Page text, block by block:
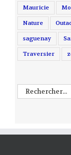
Mauricie
Nature
saguenay
Traversier
Rechercher